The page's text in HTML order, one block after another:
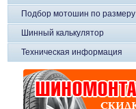
Подбор мотошин по размеру
Шинный калькулятор
Техническая информация